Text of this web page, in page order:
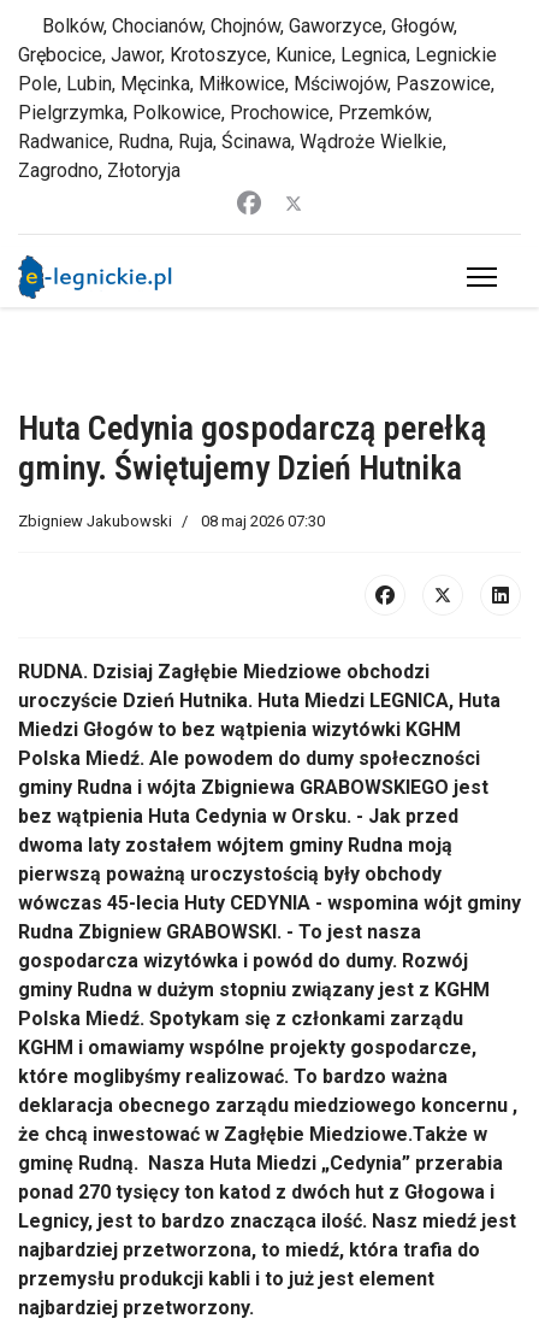
Bolków, Chocianów, Chojnów, Gaworzyce, Głogów,
Grębocice, Jawor, Krotoszyce, Kunice, Legnica, Legnickie
Pole, Lubin, Męcinka, Miłkowice, Mściwojów, Paszowice,
Pielgrzymka, Polkowice, Prochowice, Przemków,
Radwanice, Rudna, Ruja, Ścinawa, Wądroże Wielkie,
Zagrodno, Złotoryja
Huta Cedynia gospodarczą perełką
gminy. Świętujemy Dzień Hutnika
Zbigniew Jakubowski 08 maj 2026 07:30
RUDNA. Dzisiaj Zagłębie Miedziowe obchodzi
uroczyście Dzień Hutnika. Huta Miedzi LEGNICA, Huta
Miedzi Głogów to bez wątpienia wizytówki KGHM
Polska Miedź. Ale powodem do dumy społeczności
gminy Rudna i wójta Zbigniewa GRABOWSKIEGO jest
bez wątpienia Huta Cedynia w Orsku. - Jak przed
dwoma laty zostałem wójtem gminy Rudna moją
pierwszą poważną uroczystością były obchody
wówczas 45-lecia Huty CEDYNIA - wspomina wójt gminy
Rudna Zbigniew GRABOWSKI. - To jest nasza
gospodarcza wizytówka i powód do dumy. Rozwój
gminy Rudna w dużym stopniu związany jest z KGHM
Polska Miedź. Spotykam się z członkami zarządu
KGHM i omawiamy wspólne projekty gospodarcze,
które moglibyśmy realizować. To bardzo ważna
deklaracja obecnego zarządu miedziowego koncernu ,
że chcą inwestować w Zagłębie Miedziowe.Także w
gminę Rudną. Nasza Huta Miedzi „Cedynia” przerabia
ponad 270 tysięcy ton katod z dwóch hut z Głogowa i
Legnicy, jest to bardzo znacząca ilość. Nasz miedź jest
najbardziej przetworzona, to miedź, która trafia do
przemysłu produkcji kabli i to już jest element
najbardziej przetworzony.